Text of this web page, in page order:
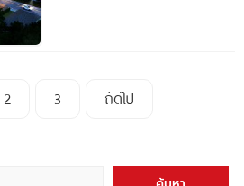
2 3 ถัดไป